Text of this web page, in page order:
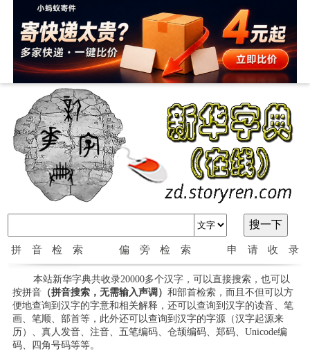
拼音检索 偏旁检索 申请收录
本站新华字典共收录20000多个汉字，可以直接搜索，也可以
按拼音（拼音搜索，无需输入声调） 和部首检索，而且不但可以方
便地查询到汉字的字意和相关解释，还可以查询到汉字的读音、笔
画、笔顺、部首等，此外还可以查询到汉字的字源（汉字起源来
历）、真人发音、注音、五笔编码、仓颉编码、郑码、Unicode编
码、四角号码等等。